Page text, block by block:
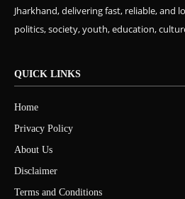
Jharkhand, delivering fast, reliable, and
politics, society, youth, education,
QUICK LINKS
Home
Privacy Policy
About Us
Disclaimer
Terms and Conditions